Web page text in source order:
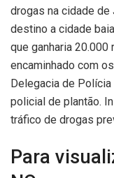
drogas na cidade de
destino a cidade
que ganharia
encaminhado com
Delegacia de
policial de plantão.
tráfico de drogas
Para